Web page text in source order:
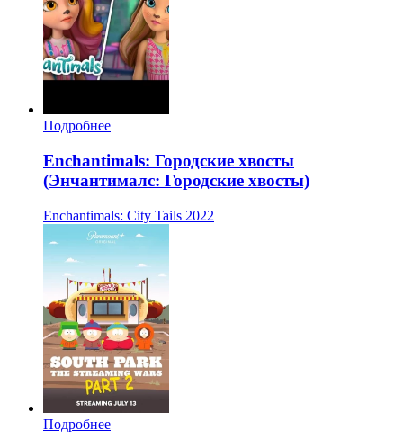
Подробнее
Enchantimals: Городские хвосты
(Энчантималс: Городские хвосты)
Enchantimals: City Tails 2022
Подробнее